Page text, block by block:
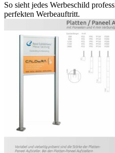
So sieht jedes Werbeschild
perfekten Werbeauftritt.